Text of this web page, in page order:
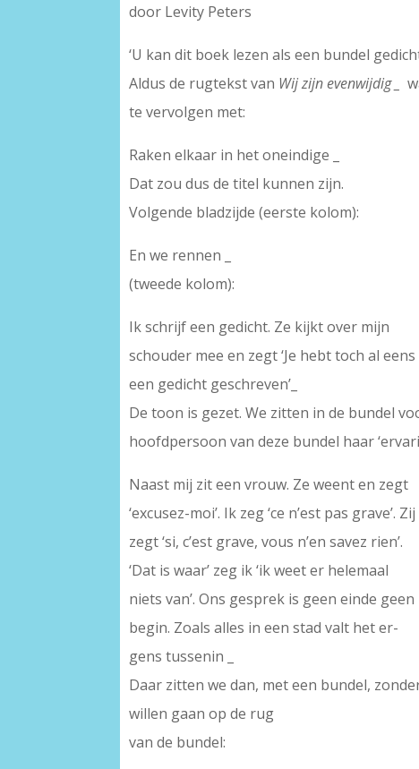
door Levity Peters
‘U kan dit boek lezen als een bundel
Aldus de rugtekst van Wij zijn evenwijdig _
te vervolgen met:
Raken elkaar in het oneindige _
Dat zou dus de titel kunnen zijn.
Volgende bladzijde (eerste kolom):
En we rennen _
(tweede kolom):
Ik schrijf een gedicht. Ze kijkt over mijn
schouder mee en zegt ‘Je hebt toch al eens
een gedicht geschreven’_
De toon is gezet. We zitten in de bundel
hoofdpersoon van deze bundel haar
Naast mij zit een vrouw. Ze weent en zegt
‘excusez-moi’. Ik zeg ‘ce n’est pas grave’. Zij
zegt ‘si, c’est grave, vous n’en savez rien’.
‘Dat is waar’ zeg ik ‘ik weet er helemaal
niets van’. Ons gesprek is geen einde geen
begin. Zoals alles in een stad valt het er-
gens tussenin _
Daar zitten we dan, met een bundel,
willen gaan op de rug
van de bundel: